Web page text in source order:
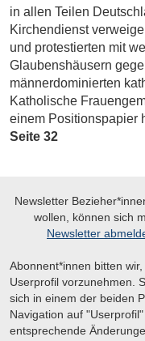
in allen Teilen
Kirchendienst
und protestierten mit
Glaubenshäusern
männerdominierten
Katholische
einem Positionspapier
Seite 32
Newsletter
wollen, können sich
Newsletter
Abonnent*innen bitten
Userprofil vorzunehmen.
sich in einem der beiden
Navigation auf
entsprechende